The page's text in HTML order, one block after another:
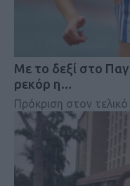
Mε το δεξί στο
ρεκόρ η…
Πρόκριση στον